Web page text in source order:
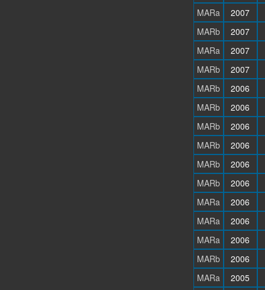
MARa
2007
MARb
2007
MARa
2007
MARb
2007
MARb
2006
MARb
2006
MARb
2006
MARb
2006
MARb
2006
MARb
2006
MARa
2006
MARa
2006
MARa
2006
MARb
2006
MARa
2005